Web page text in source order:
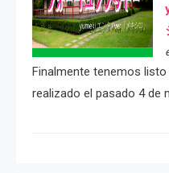
Finalmente tenemos
realizado el pasado 4 de